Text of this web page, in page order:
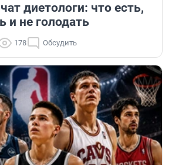
диетологи: что есть,
и не голодать
178 Обсудить